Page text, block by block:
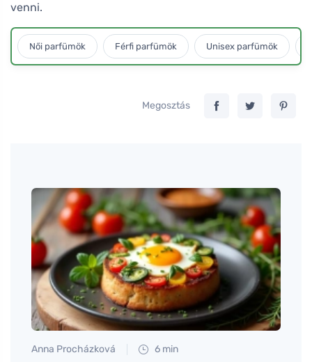
venni.
Női parfümök Férfi parfümök Unisex parfümök
Megosztás
Anna Procházková 6 min